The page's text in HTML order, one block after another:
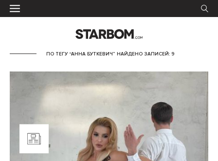
ПО ТЕГУ “АННА БУТКЕВИЧ” НАЙДЕНО ЗАПИСЕЙ: 9